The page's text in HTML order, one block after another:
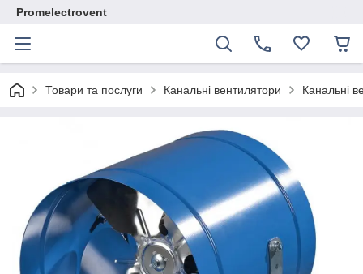
Promelectrovent
Товари та послуги Канальні вентилятори Канальні